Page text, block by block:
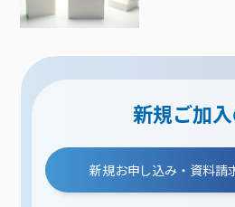
新規ご加
新規お申し込み・資料請